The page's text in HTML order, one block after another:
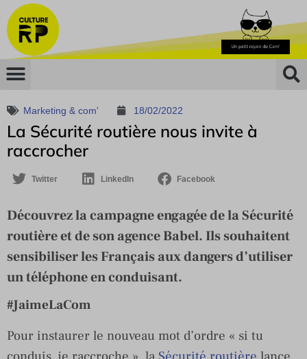
Marketing & com' 18/02/2022
La Sécurité routière nous invite à
raccrocher
Twitter LinkedIn Facebook
Découvrez la campagne engagée de la Sécurité
routière et de son agence Babel. Ils souhaitent
sensibiliser les Français aux dangers d’utiliser
un téléphone en conduisant.
#JaimeLaCom
Pour instaurer le nouveau mot d’ordre « si tu